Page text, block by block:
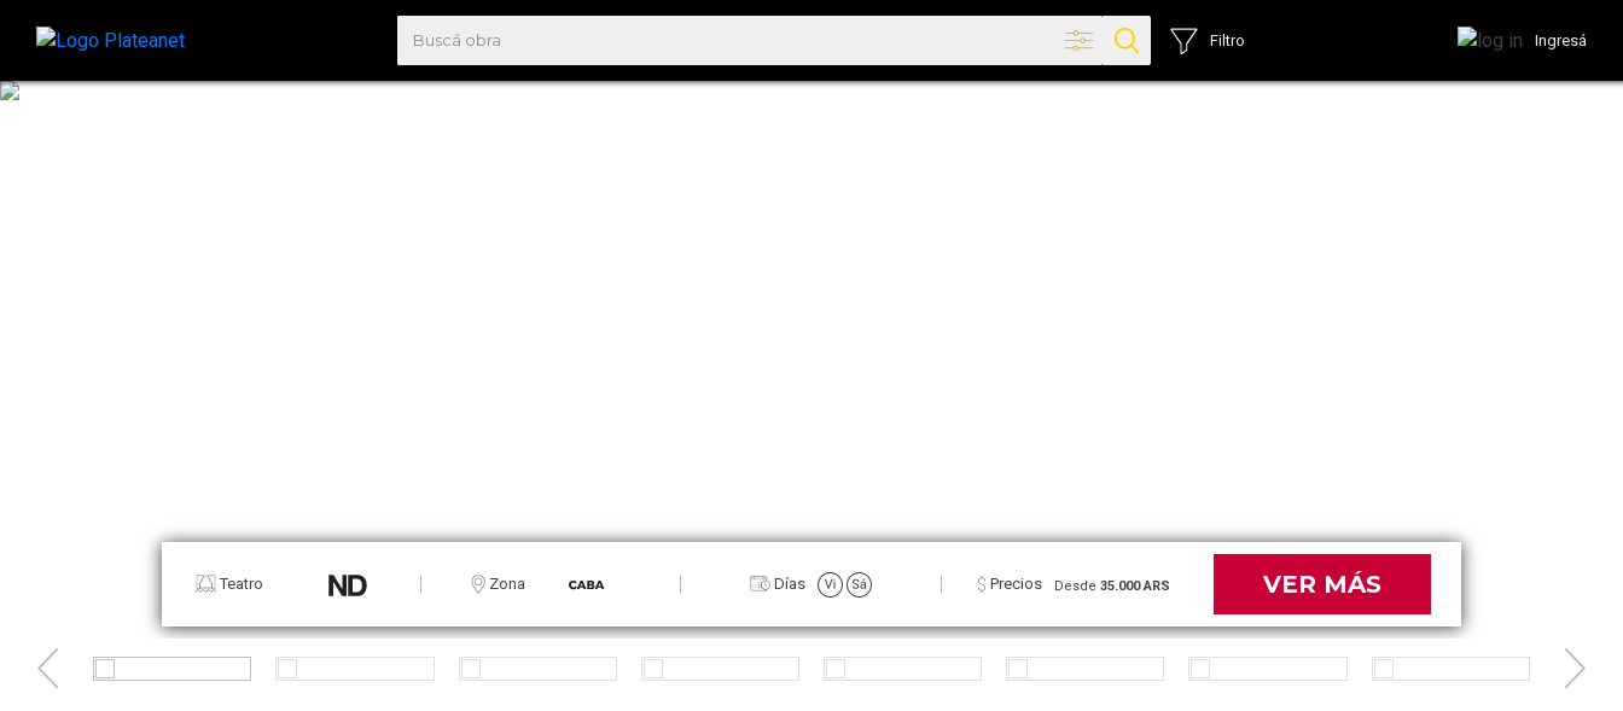
Filtro Ingresá
Zona Días Precios Desde48.000 ARS VER MÁS